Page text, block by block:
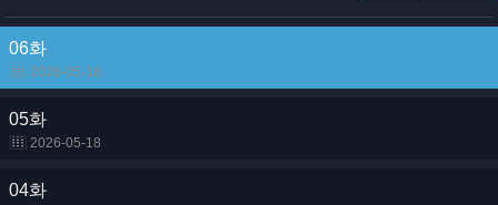
06화
2026-05-18
05화
2026-05-18
04화